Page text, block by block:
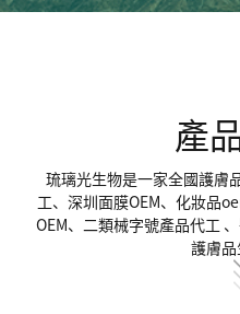
產
琉璃光生物是一家全國護膚
工、深圳面膜OEM、化妝品
OEM、二類械字號產品代工
護膚